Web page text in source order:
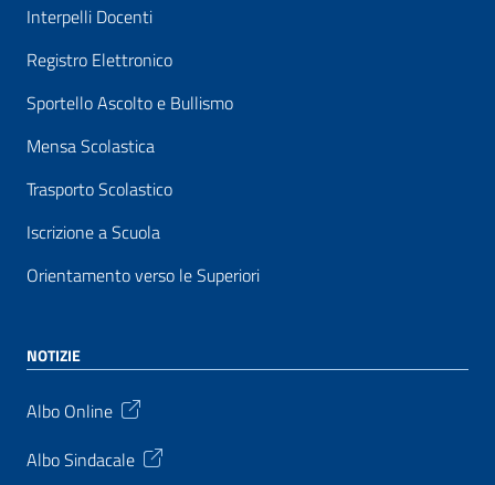
Interpelli Docenti
Registro Elettronico
Sportello Ascolto e Bullismo
Mensa Scolastica
Trasporto Scolastico
Iscrizione a Scuola
Orientamento verso le Superiori
NOTIZIE
Albo Online
Albo Sindacale